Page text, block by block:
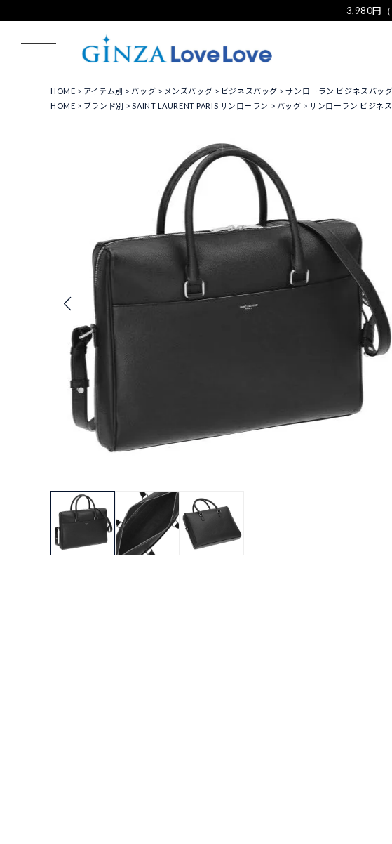
3,980円
HOME アイテム別 バッグ メンズバッグ ビジネスバッグ
サンローラン ビジネスバッ
HOME
ブランド別 SAINT LAURENT PARIS サンローラン バッグ サンローラン ビジネ